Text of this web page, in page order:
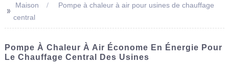
>> Maison
Pompe à chaleur à air pour usines de chauffage
central
Pompe À Chaleur À Air Économe En Énergie Pour
Le Chauffage Central Des Usines